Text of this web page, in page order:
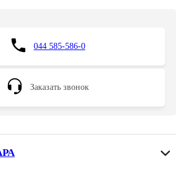
044 585-586-0
Заказать звонок